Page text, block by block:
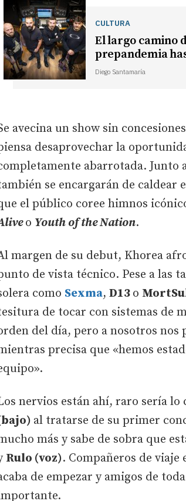
CULTURA
El largo camino
prepandemia
Diego Santamaría
avecina un show sin
desaprovechar la
abarrotada. Junto
se encargarán de caldear
el público coree himnos
o Youth of the Nation.
margen de su debut, Khorea
de vista técnico. Pese a las
como Sexma, D13 o
de tocar con sistemas de
del día, pero a nosotros nos
precisa que «hemos
nervios están ahí, raro sería
al tratarse de su primer
más y sabe de sobra que
Rulo (voz). Compañeros de
de empezar y amigos de